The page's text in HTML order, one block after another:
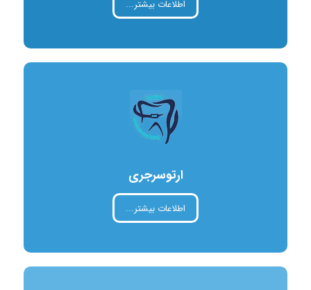
اطلاعات بیشتر...
ارتوسرجری
اطلاعات بیشتر...